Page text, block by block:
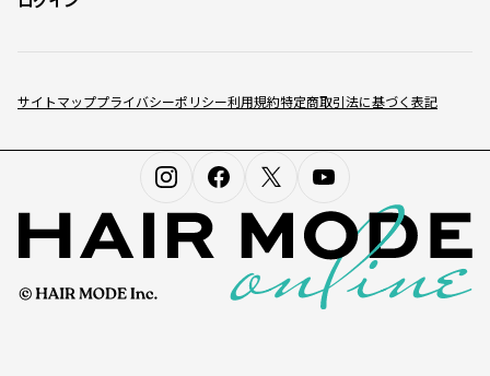
サイトマッププライバシーポリシー利用規約特定商取引法に基づく表記